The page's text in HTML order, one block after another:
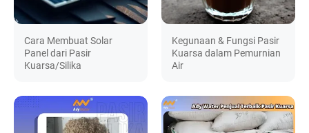
Cara Membuat Solar
Panel dari Pasir
Kuarsa/Silika
Kegunaan & Fungsi Pasir
Kuarsa dalam Pemurnian
Air